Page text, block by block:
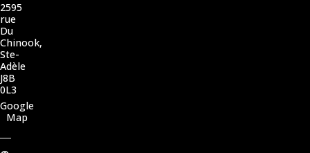
2595
rue
Du
Chinook,
Ste-
Adèle
J8B
0L3
Google
Map